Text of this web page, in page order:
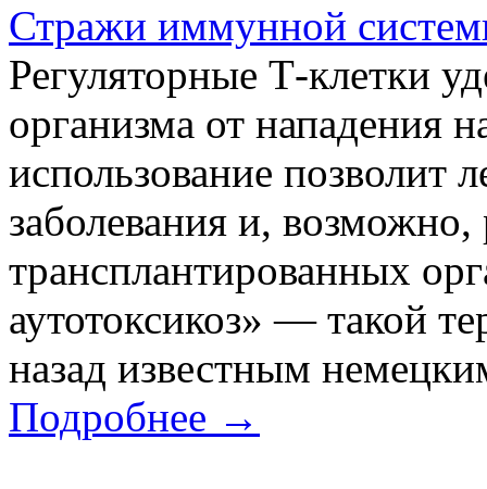
Стражи иммунной
Регуляторные Т-клетки
организма от нападения
использование позволит
заболевания и,
трансплантированных
аутотоксикоз» — такой
назад известным
Подробнее →